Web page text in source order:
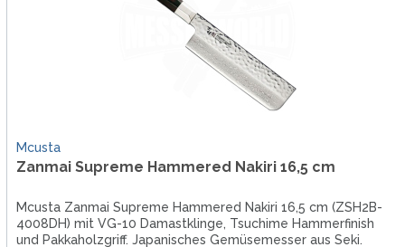
Mcusta
Zanmai Supreme Hammered Nakiri 16,5 cm
Mcusta Zanmai Supreme Hammered Nakiri 16,5 cm (ZSH2B-
4008DH) mit VG-10 Damastklinge, Tsuchime Hammerfinish
und Pakkaholzgriff. Japanisches Gemüsemesser aus Seki.